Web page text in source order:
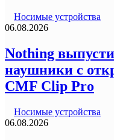
Носимые устройства
06.08.2026
Nothing
наушники с
CMF Clip Pro
Носимые устройства
06.08.2026